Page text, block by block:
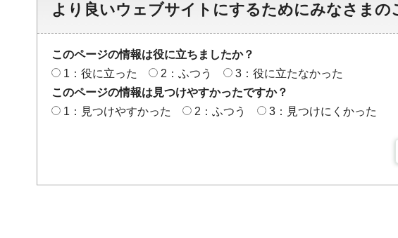
より良いウェブサイトにするためにみなさまの
このページの情報は役に立ちましたか？
1：役に立った
2：ふつう
3：役に立たなかった
このページの情報は見つけやすかったですか？
1：見つけやすかった
2：ふつう 3：見つけにくかった